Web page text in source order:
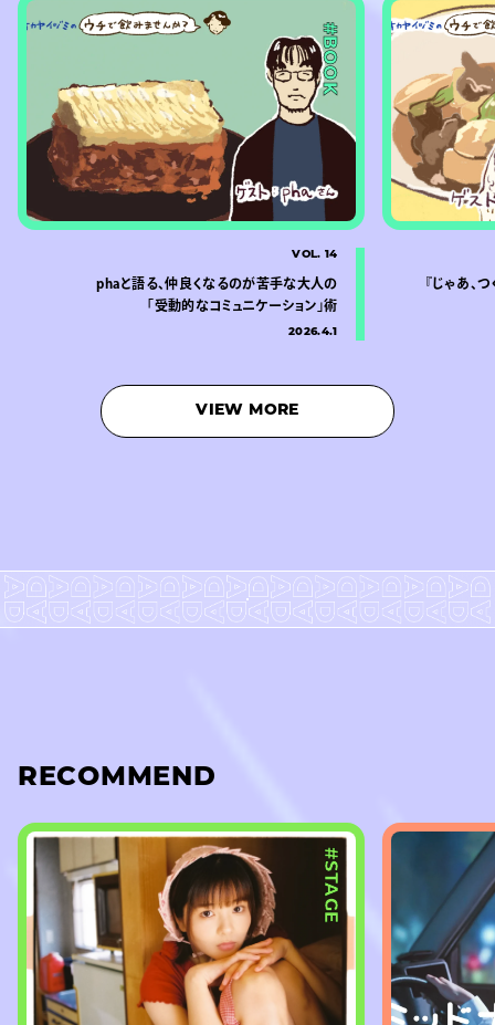
#BOOK
VOL. 14
phaと語る、仲良くなるのが苦手な大人の
「受動的なコミュニケーション」術
2026.4.1
『じゃあ、
VIEW MORE
RECOMMEND
#STAGE